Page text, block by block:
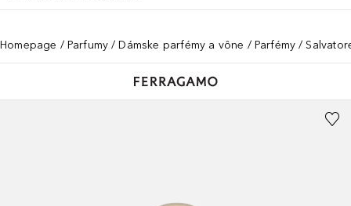
Homepage Parfumy Dámske parfémy a vône Parfémy